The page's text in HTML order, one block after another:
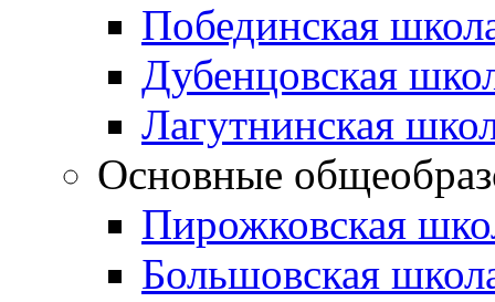
Побединская
Дубенцовская
Лагутнинская
Основные
Пирожковская
Большовская